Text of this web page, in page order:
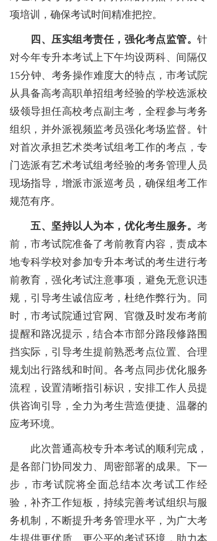
项培训，确保考试时间精准把控。
四、压实组考责任，强化考点监管。 针
对今年专升本考试上下午均设两科、间隔仅
15分钟、考务操作难度大的特点，市考试院
从具备高考高职单招组考经验的学校选派校
级领导担任高校考点副主考，全程参与考务
组织，并外派视频监考员强化考场监督。针
对首次承担艺术类考试组考工作的考点，专
门选派有艺术考试组考经验的考务管理人员
现场指导，增派市派巡考员，确保组考工作
规范有序。
五、坚持以人为本，优化考生服务。 考
前，市考试院准备了考前教育内容，责成本
地专科学校对参加专升本考试的考生进行考
前教育，强化考试注意事项，避免无意识违
规，引导考生诚信应考，杜绝作弊行为。同
时，市考试院通过官网、官微及时发布考前
提醒和路况提示，结合本市部分路段修路围
挡实际，引导考生提前熟悉考点位置、合理
规划出行路线和时间。各考点同步优化服务
流程，设置清晰指引标识，安排工作人员提
供咨询引导，全力为考生营造便捷、温馨的
应考环境。
此次普通高校专升本考试的顺利完成，
是各部门协同发力、周密部署的成果。下一
步，市考试院将全面总结本次考试工作经
验，补齐工作短板，持续完善考试组织与服
务机制，不断提升考务管理水平，为广大考
生提供更优质、更公平的考试环境，助力本